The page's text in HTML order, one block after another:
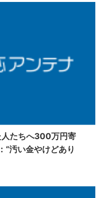
人たちへ300万円寄
汚い金やけどあり